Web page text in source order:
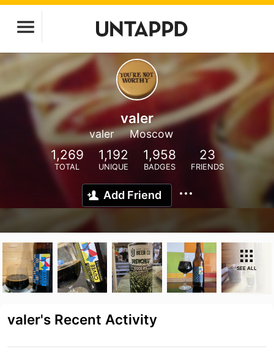
valer
valer Moscow
1,269
TOTAL
1,192
UNIQUE
1,958
BADGES
23
FRIENDS
Add Friend
SEE ALL
valer's Recent Activity